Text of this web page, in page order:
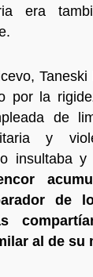
era
por la
de
y
insultaba y
de
al de su